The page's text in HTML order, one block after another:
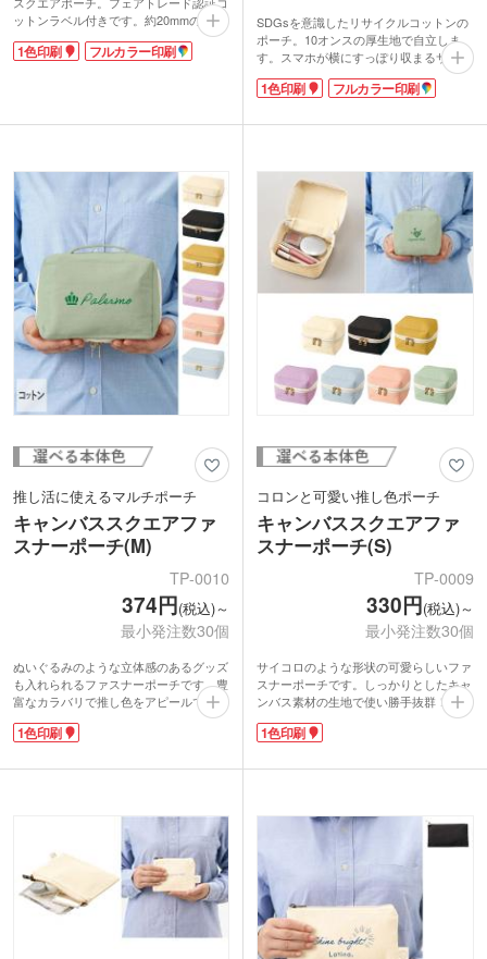
ットンラベル付きです。約20mmの絶妙
なマチ付きで、収納力がありつつ小ぶり
なバッグにも入れやすいサイズ感。ファ
製品を適正な価格で購入することで、そ
ーン販促品やフェアトレード関連フード
の案件など素材の特性を生かした案件な
どにご提案いただけます。
1色印刷 フルカラー印刷
SDGsを意識したリサイクルコットンの
ポーチ。10オンスの厚生地で自立しま
す。スマホが横にすっぽり収まるサイズ
です。コスメも入れやすい底マチタイ
プ。ガジェットなど、バッグの中でバラ
きます。個包装してあるのもポイント！
名入れは1色・フルカラー印刷に対応。
シックな色合いのグレー・ブラック・カ
ーキの3色から選べます。
1色印刷 フルカラー印刷
推し活に使えるマルチポーチ
キャンバススクエアファ
スナーポーチ(M)
TP-0010
374円(税込)～
最小発注数30個
ぬいぐるみのような立体感のあるグッズ
も入れられるファスナーポーチです。豊
富なカラバリで推し色をアピールできま
す。お出かけにも持っていきやすい、し
っかりとしたキャンバス素材です。ガバ
ン！コスメやスキンケア用品などを入れ
ポーチの表面に1色で名入れができま
す。アーティスト名やグループ名を印刷
したオリジナルグッズや、ブランドロゴ
を印刷したショップのノベルティなど
様々な用途におすすめです。
1色印刷
コロンと可愛い推し色ポーチ
キャンバススクエアファ
スナーポーチ(S)
TP-0009
330円(税込)～
最小発注数30個
サイコロのような形状の可愛らしいファ
スナーポーチです。しっかりとしたキャ
ンバス素材の生地で使い勝手抜群！取っ
手付きなので持ち運びにも便利です。コ
スメのような日常的に使うアイテムか
し活アイテムまでマルチに収納できま
ゴやショップ名だけでなく、イラストを
印刷すればオリジナルグッズが簡単に制
作できます。カラバリ豊富なので、ライ
ブやイベントの物販グッズにぴったり！
美容サロンやアパレルショップの周年記
念品などにもおすすめです。
1色印刷